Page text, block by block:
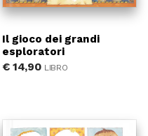
Il gioco dei grandi
esploratori
€14,90 LIBRO